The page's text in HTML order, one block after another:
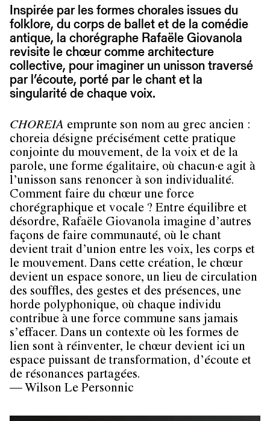
Inspirée par les formes chorales issues du
folklore, du corps de ballet et de la comédie
antique, la chorégraphe Rafaële Giovanola
revisite le chœur comme architecture
collective, pour imaginer un unisson traversé
par l’écoute, porté par le chant et la
singularité de chaque voix.
CHOREIA emprunte son nom au grec ancien :
choreia désigne précisément cette pratique
conjointe du mouvement, de la voix et de la
parole, une forme égalitaire, où chacun·e agit à
l’unisson sans renoncer à son individualité.
Comment faire du chœur une force
chorégraphique et vocale ? Entre équilibre et
désordre, Rafaële Giovanola imagine d’autres
façons de faire communauté, où le chant
devient trait d’union entre les voix, les corps et
le mouvement. Dans cette création, le chœur
devient un espace sonore, un lieu de circulation
des souffles, des gestes et des présences, une
horde polyphonique, où chaque individu
contribue à une force commune sans jamais
s’effacer. Dans un contexte où les formes de
lien sont à réinventer, le chœur devient ici un
espace puissant de transformation, d’écoute et
de résonances partagées.
— Wilson Le Personnic